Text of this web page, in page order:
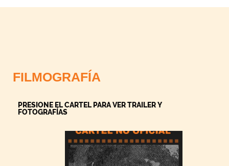
FILMOGRAFÍA
PRESIONE EL CARTEL PARA VER TRAILER Y
FOTOGRAFÍAS